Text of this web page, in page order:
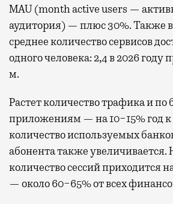
MAU (month active users —
аудитория) — плюс 30%. Также
среднее количество сервисов
одного человека: 2,4 в 2026 году
м.
Растет количество трафика и по
приложениям — на 10−15% год к
количество используемых
абонента также увеличивается.
количество сессий приходится
— около 60−65% от всех